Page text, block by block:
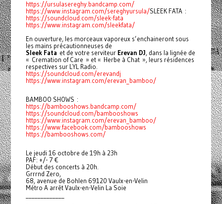
https://ursulasereghy.bandcamp.com/
https://www.instagram.com/sereghyursula/SLEEK FATA :
https://soundcloud.com/sleek-fata
https://www.instagram.com/sleekfata/
En ouverture, les morceaux vaporeux s’enchaineront sous
les mains précautionneuses de
Sleek Fata et de votre serviteur Erevan DJ, dans la lignée de
« Cremation of Care » et « Herbe à Chat », leurs résidences
respectives sur LYL Radio.
https://soundcloud.com/erevandj
https://www.instagram.com/erevan_bamboo/
BAMBOO SHOWS :
https://bambooshows.bandcamp.com/
https://soundcloud.com/bambooshows
https://www.instagram.com/erevan_bamboo/
https://www.facebook.com/bambooshows
https://bambooshows.com/
Le jeudi 16 octobre de 19h à 23h
PAF: +/- 7 €
Début des concerts à 20h.
Grrrnd Zero,
68, avenue de Bohlen 69120 Vaulx-en-Velin
Métro A arrêt Vaulx-en-Velin La Soie